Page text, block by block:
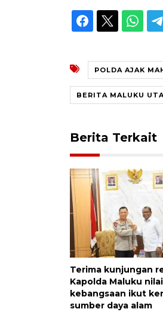
POLDA AJAK
BERITA MALUKU
Berita Terkait
Terima kunjungan
Kapolda Maluku nilai
kebangsaan ikut
sumber daya alam